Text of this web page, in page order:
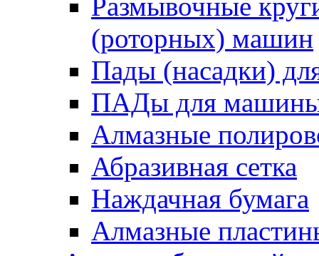
(роторных) машин
Пады (насадки)
ПАДы для
Алмазные
Абразивная сетка
Наждачная бумага
Алмазные